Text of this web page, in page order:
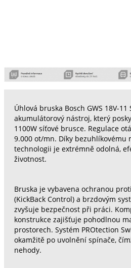
Úhlová bruska Bosch GWS 18V-11
akumulátorový nástroj, který
1100W síťové brusce. Regulace
9.000 ot/mn. Díky bezuhlíkovému
technologii je extrémně odolná,
životnost.
Bruska je vybavena ochranou
(KickBack Control) a brzdovým
zvyšuje bezpečnost při práci.
konstrukce zajišťuje pohodlnou
prostorech. Systém PROtection
okamžitě po uvolnění spínače,
nehody.